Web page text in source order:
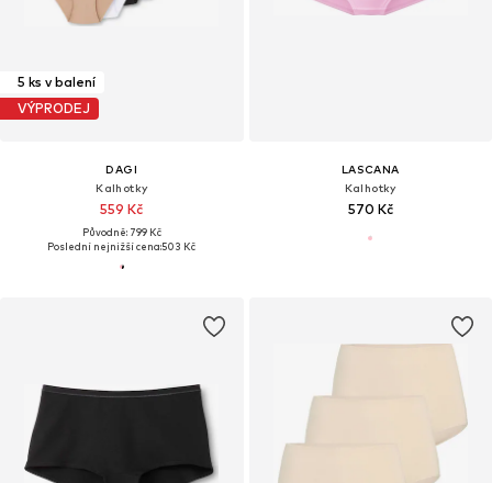
5 ks v balení
VÝPRODEJ
DAGI
Kalhotky
559 Kč
Původně: 799 Kč
Poslední nejnižší cena:503 Kč
LASCANA
Kalhotky
570 Kč